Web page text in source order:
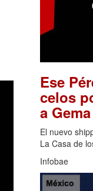
Ese
celos
a
El nuevo
La Casa de
Infobae